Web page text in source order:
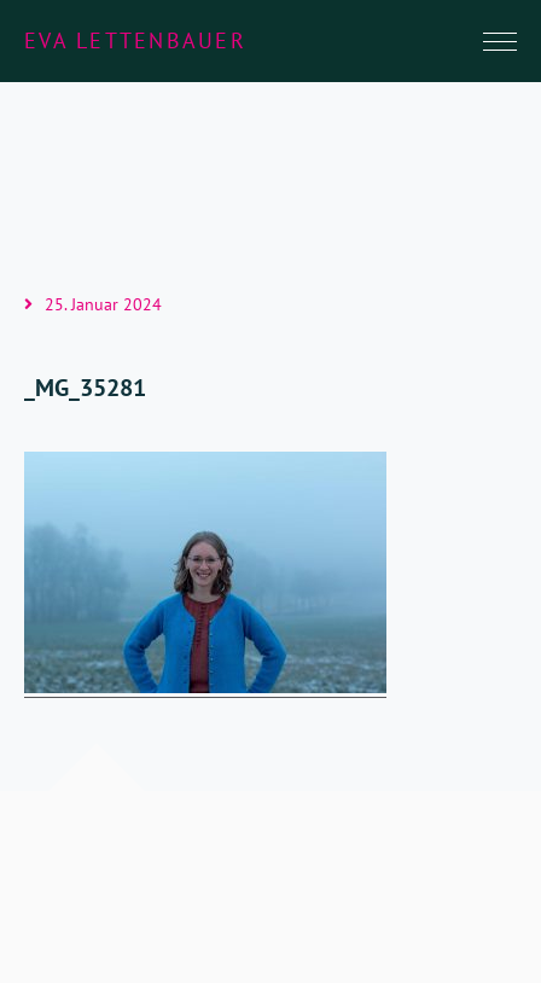
EVA LETTENBAUER
25. Januar 2024
_MG_35281